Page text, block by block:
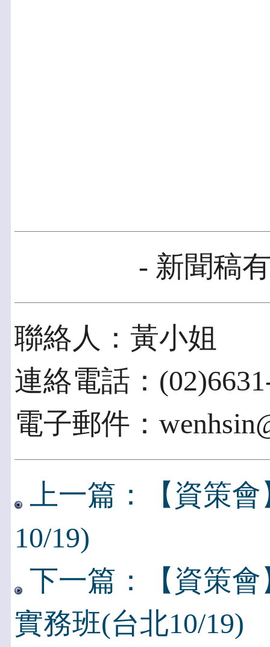
- 新聞稿
聯絡人：黃小姐
連絡電話：
電子郵件：
上一篇：【資策
10/19)
下一篇：【資策會
實務班(台北10/19)